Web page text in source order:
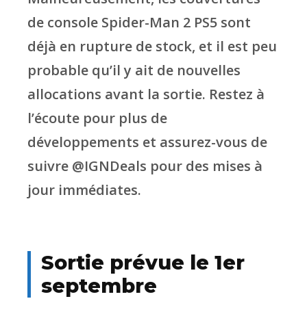
de console Spider-Man 2 PS5 sont
déjà en rupture de stock, et il est peu
probable qu’il y ait de nouvelles
allocations avant la sortie. Restez à
l’écoute pour plus de
développements et assurez-vous de
suivre @IGNDeals pour des mises à
jour immédiates.
Sortie prévue le 1er
septembre